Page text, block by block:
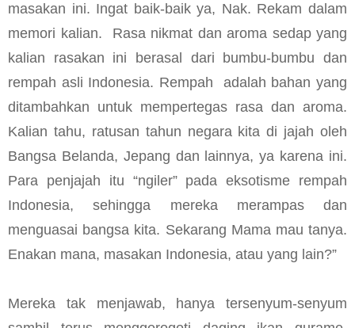
masakan ini. Ingat baik-baik ya, Nak. Rekam dalam
memori kalian.
Rasa nikmat dan aroma sedap yang
kalian rasakan ini berasal dari bumbu-bumbu dan
rempah asli Indonesia. Rempah
adalah bahan yang
ditambahkan untuk mempertegas rasa dan aroma.
Kalian tahu, ratusan tahun negara kita di jajah oleh
Bangsa Belanda, Jepang dan lainnya, ya karena ini.
Para penjajah itu “ngiler” pada eksotisme rempah
Indonesia, sehingga mereka merampas dan
menguasai bangsa kita. Sekarang Mama mau tanya.
Enakan mana, masakan Indonesia, atau yang lain?”
Mereka tak menjawab, hanya tersenyum-senyum